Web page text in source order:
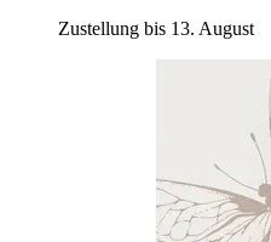
Zustellung bis 13. August